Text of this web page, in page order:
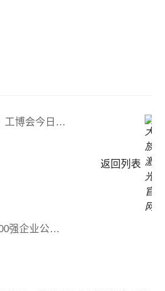
上一篇：展会直击 丨工博会今日开幕，大族激光尽显智能装备魅力
返回列表
下一篇：2023广东500强企业公布 大族激光登榜